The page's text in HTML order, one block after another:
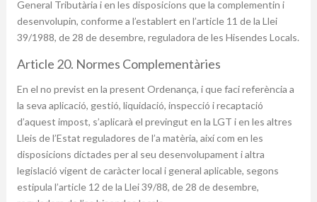
General Tributària i en les disposicions que la complementin i
desenvolupin, conforme a l’establert en l’article 11 de la Llei
39/1988, de 28 de desembre, reguladora de les Hisendes Locals.
Article 20. Normes Complementàries
En el no previst en la present Ordenança, i que faci referència a
la seva aplicació, gestió, liquidació, inspecció i recaptació
d’aquest impost, s’aplicarà el previngut en la LGT i en les altres
Lleis de l’Estat reguladores de l’a matèria, així com en les
disposicions dictades per al seu desenvolupament i altra
legislació vigent de caràcter local i general aplicable, segons
estipula l’article 12 de la Llei 39/88, de 28 de desembre,